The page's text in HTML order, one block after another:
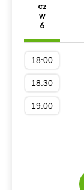
cz
w
6
18:00
18:30
19:00